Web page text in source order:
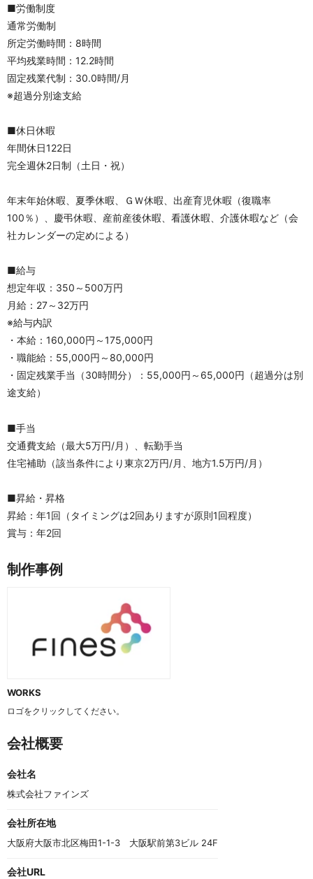
■労働制度
通常労働制
所定労働時間：8時間
平均残業時間：12.2時間
固定残業代制：30.0時間/月
※超過分別途支給
■休日休暇
年間休日122日
完全週休2日制（土日・祝）
年末年始休暇、夏季休暇、ＧＷ休暇、出産育児休暇（復職率
100％）、慶弔休暇、産前産後休暇、看護休暇、介護休暇など（会
社カレンダーの定めによる）
■給与
想定年収：350～500万円
月給：27～32万円
※給与内訳
・本給：160,000円～175,000円
・職能給：55,000円～80,000円
・固定残業手当（30時間分）：55,000円～65,000円（超過分は別
途支給）
■手当
交通費支給（最大5万円/月）、転勤手当
住宅補助（該当条件により東京2万円/月、地方1.5万円/月）
■昇給・昇格
昇給：年1回（タイミングは2回ありますが原則1回程度）
賞与：年2回
制作事例
WORKS
ロゴをクリックしてください。
会社概要
会社名
株式会社ファインズ
会社所在地
大阪府大阪市北区梅田1-1-3　大阪駅前第3ビル 24F
会社URL